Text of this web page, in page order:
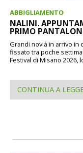
ABBIGLIAMENTO
NALINI.
PRIMO
Grandi novià in arrivo in
fissato tra poche
Festival di Misano 2026,
CONTINUA A